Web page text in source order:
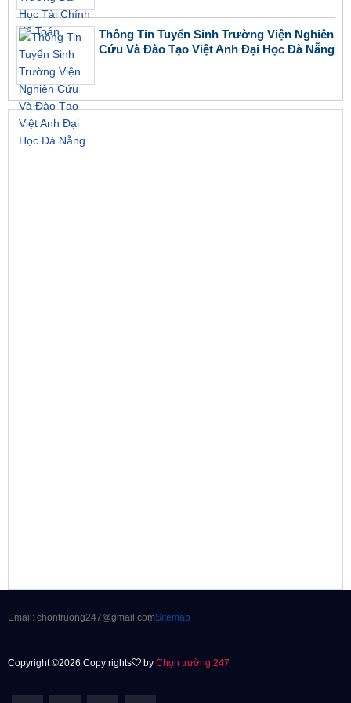
Thông Tin Tuyển Sinh Trường Viện Nghiên
Cứu Và Đào Tạo Việt Anh Đại Học Đà Nẵng
Email: chontruong247@gmail.comSitemap
Copyright ©2026 Copy rights by Chọn trường 247